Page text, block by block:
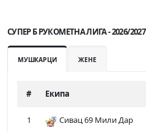
СУПЕР Б РУКОМЕТНА ЛИГА - 2026/2027
МУШКАРЦИ ЖЕНЕ
# Екипа
1 Сивац 69 Мили Дар